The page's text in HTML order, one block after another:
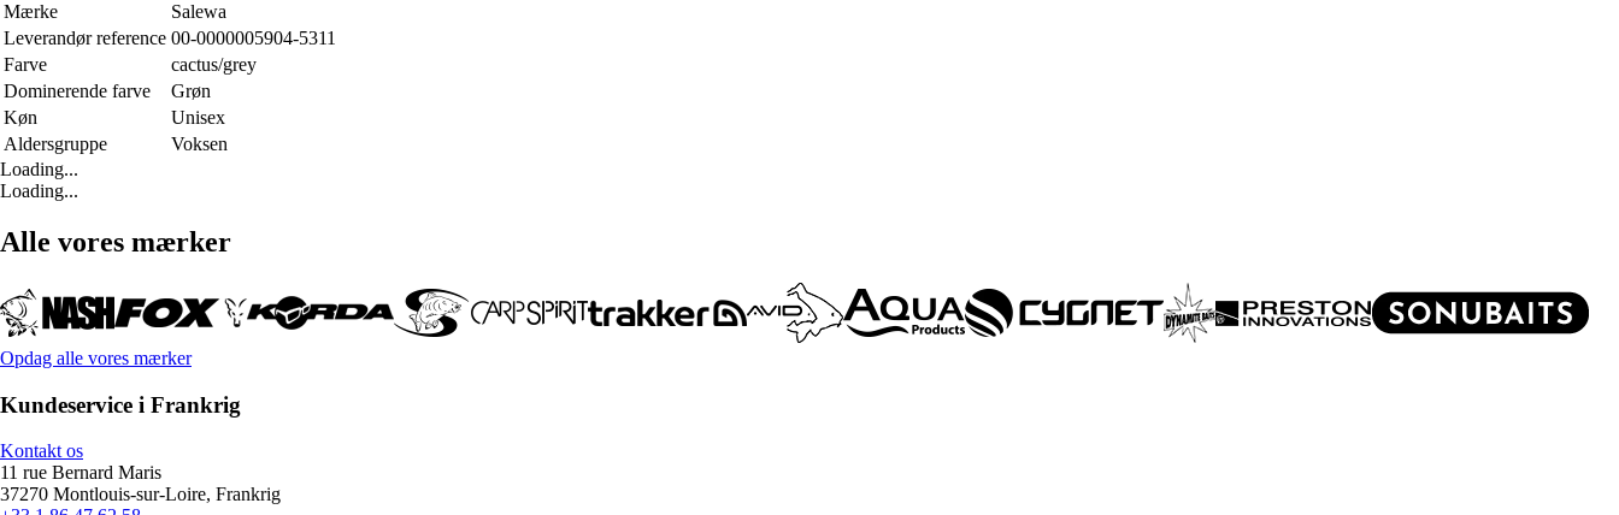
Mærke
Salewa
Leverandør reference 00-0000005904-5311
Farve
cactus/grey
Dominerende farve
Grøn
Køn
Unisex
Aldersgruppe
Voksen
Loading...
Loading...
Alle vores mærker
Opdag alle vores mærker
Kundeservice i Frankrig
Kontakt os
11 rue Bernard Maris
37270 Montlouis-sur-Loire, Frankrig